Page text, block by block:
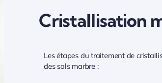
Cristallisation
Les étapes du traitement de
des sols marbre :